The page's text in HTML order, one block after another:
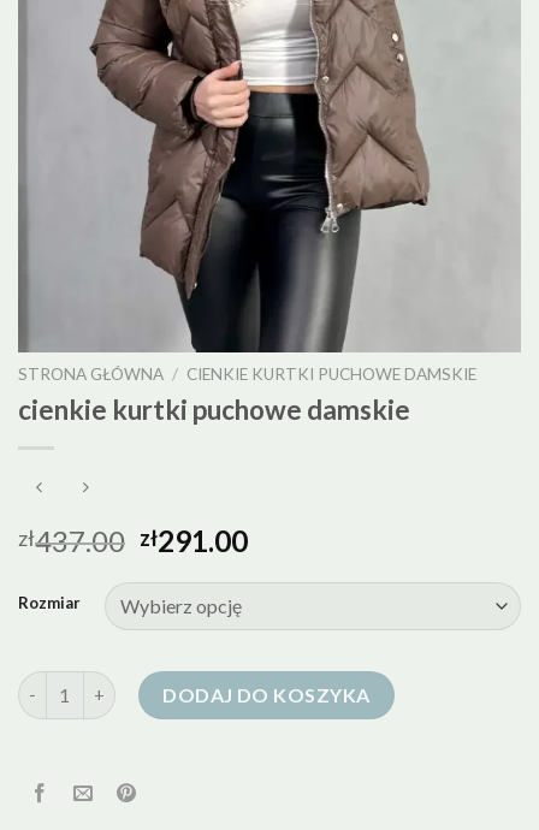
STRONA GŁÓWNA / CIENKIE KURTKI PUCHOWE DAMSKIE
cienkie kurtki puchowe damskie
zł437.00 zł291.00
Rozmiar
ilość cienkie kurtki puchowe damskie
DODAJ DO KOSZYKA